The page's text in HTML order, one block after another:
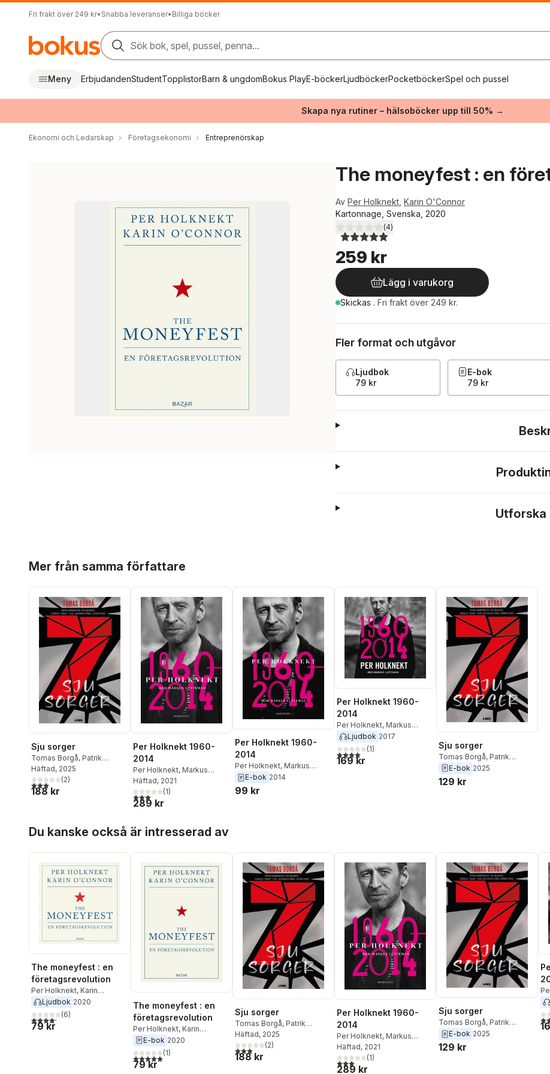
Fri frakt över 249 kr• Snabba leveranser• Billiga böcker
Sök bok, spel, pussel, penna...
Meny ErbjudandenStudentTopplistorBarn & ungdomBokus PlayE-böckerLjudböckerPocketböckerSpel och pussel
Skapa nya rutiner – hälsoböcker upp till 50% →
Ekonomi och Ledarskap Företagsekonomi Entreprenörskap
The moneyfest : en
Av Per Holknekt Karin O'Connor
Kartonnage, Svenska, 2020
5,0utav 5 stjärnor. Totalt antal röster:
(4)
259 kr
Lägg i varukorg
Skickas . Fri frakt över 249 kr.
Fler format och utgåvor
Ljudbok
79 kr
E-bok
79 kr
Utforska
Mer från samma författare
Sju sorger
Tomas Borgå, Patrik
Hammarsten
Douglas ”Dogge” Leon
Alexander Erwik
Häftad, 2025
3,0utav 5 stjärnor. Totalt antal röster:
(2)
188 kr
Per Holknekt 1960-
2014
Per Holknekt, Markus
Lutteman
Häftad, 2021
3,0utav 5 stjärnor. Totalt antal röster:
(1)
289 kr
Per Holknekt 1960-
2014
Per Holknekt, Markus
Lutteman
E-bok 2014
99 kr
Per Holknekt 1960-
2014
Per Holknekt, Markus
Lutteman
Ljudbok 2017
4,0utav 5 stjärnor. Totalt antal röster:
(1)
169 kr
Sju sorger
Tomas Borgå, Patrik
Hammarsten,Per Holknekt
Douglas ”Dogge” Leon
E-bok 2025
129 kr
Du kanske också är intresserad av
The moneyfest : en
företagsrevolution
Per Holknekt, Karin
O'Connor
Ljudbok 2020
4,2utav 5 stjärnor. Totalt antal röster:
(6)
79 kr
The moneyfest : en
företagsrevolution
Per Holknekt, Karin
O'Connor
E-bok 2020
5,0utav 5 stjärnor. Totalt antal röster:
(1)
79 kr
Sju sorger
Tomas Borgå, Patrik
Hammarsten
Douglas ”Dogge” Leon
Alexander Erwik
Häftad, 2025
3,0utav 5 stjärnor. Totalt antal röster:
(2)
188 kr
Per Holknekt 1960-
2014
Per Holknekt, Markus
Lutteman
Häftad, 2021
3,0utav 5 stjärnor. Totalt antal röster:
(1)
289 kr
Sju sorger
Tomas Borgå, Patrik
Hammarsten,Per Holknekt
Douglas ”Dogge” Leon
E-bok 2025
129 kr